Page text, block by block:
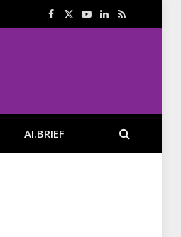
Facebook
X
YouTube
LinkedIn
RSS
AI.BRIEF